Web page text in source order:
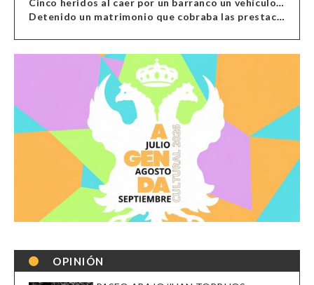
Cinco heridos al caer por un barranco un vehículo en Alcolea
Detenido un matrimonio que cobraba las prestaciones de ilegales en Almería, Granada, Málaga, Huelva y Murcia
OPINIÓN